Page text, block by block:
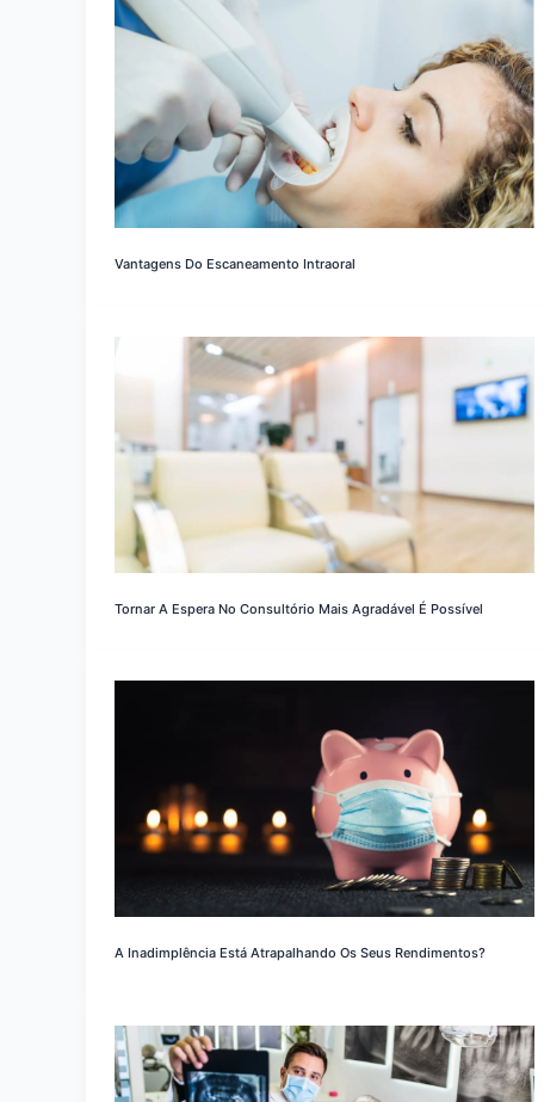
Vantagens Do Escaneamento Intraoral
Tornar A Espera No Consultório Mais Agradável É Possível
A Inadimplência Está Atrapalhando Os Seus Rendimentos?